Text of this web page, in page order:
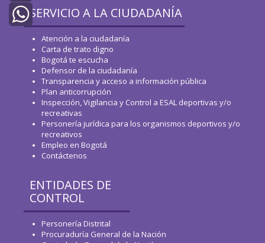
Twitter
WhatsApp
SERVICIO A LA CIUDADANÍA
Atención a la ciudadanía
Carta de trato digno
Bogotá te escucha
Defensor de la ciudadanía
Transparencia y acceso a información pública
Plan anticorrupción
Inspección, Vigilancia y Control a ESAL deportivas y/o
recreativas
Personería jurídica para los organismos deportivos y/o
recreativos
Empleo en Bogotá
Contáctenos
ENTIDADES DE
CONTROL
Personería Distrital
Procuraduría General de la Nación